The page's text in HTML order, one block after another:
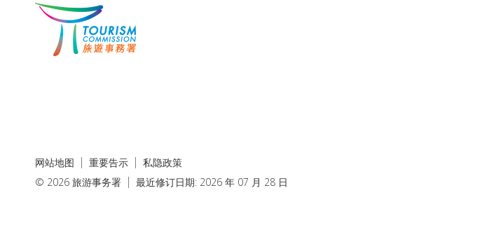
网站地图 重要告示
私隐政策
© 2026 旅游事务署
最近修订日期: 2026 年 07 月 28 日